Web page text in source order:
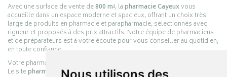
Avec une surface de vente de800 m², lapharmacie Cayeuxvous
accueille dans un espace moderne et spacieux, offrant un choix très
large de produits en pharmacie et parapharmacie, sélectionnés avec
rigueur et proposés à des prix attractifs. Notre équipe de pharmaciens
et de préparateurs est à votre écoute pour vous conseiller au quotidien,
en toute confiance.
Votre pharmacie en ligne :
Le sitepharmacie-cayeux.frest le prolongement digital de la pharmacie